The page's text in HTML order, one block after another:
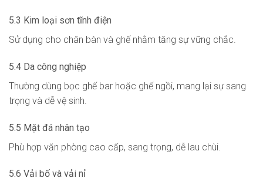
5.3 Kim loại sơn tĩnh điện
Sử dụng cho chân bàn và ghế nhằm tăng sự vững chắc.
5.4 Da công nghiệp
Thường dùng bọc ghế bar hoặc ghế ngồi, mang lại sự sang
trọng và dễ vệ sinh.
5.5 Mặt đá nhân tạo
Phù hợp văn phòng cao cấp, sang trọng, dễ lau chùi.
5.6 Vải bố và vải nỉ